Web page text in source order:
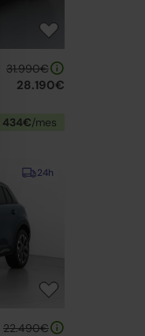
31.990€
28.190€
434€/mes
24h
22.490€